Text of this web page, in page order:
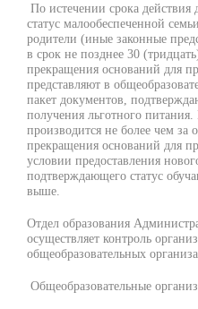
По истечении срока
статус малообеспеченной
родители (иные законные
в срок не позднее 30
прекращения оснований для
представляют в
пакет документов,
получения льготного питания.
производится не более чем за
прекращения оснований для
условии предоставления
подтверждающего статус
выше.
Отдел образования
осуществляет контроль
общеобразовательных
Общеобразовательные